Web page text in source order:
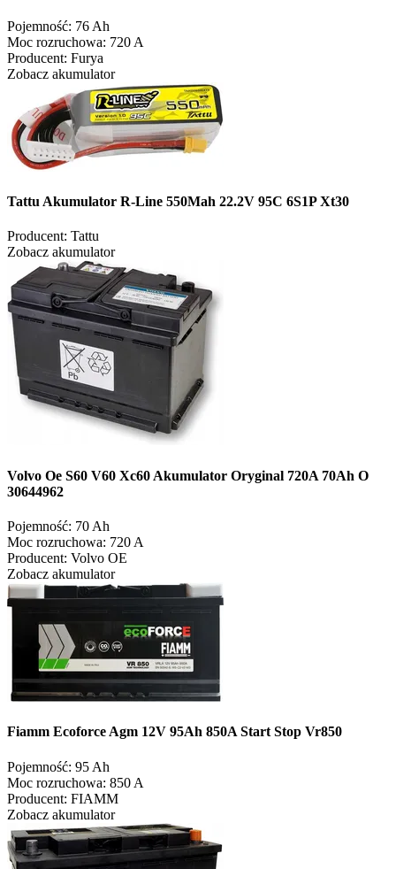
Pojemność: 76 Ah
Moc rozruchowa: 720 A
Producent: Furya
Zobacz akumulator
Tattu Akumulator R-Line 550Mah 22.2V 95C 6S1P Xt30
Producent: Tattu
Zobacz akumulator
Volvo Oe S60 V60 Xc60 Akumulator Oryginal 720A 70Ah O
30644962
Pojemność: 70 Ah
Moc rozruchowa: 720 A
Producent: Volvo OE
Zobacz akumulator
Fiamm Ecoforce Agm 12V 95Ah 850A Start Stop Vr850
Pojemność: 95 Ah
Moc rozruchowa: 850 A
Producent: FIAMM
Zobacz akumulator